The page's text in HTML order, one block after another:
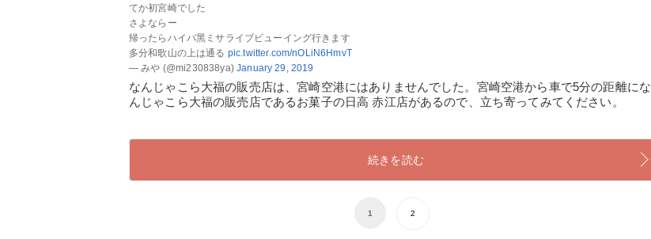
てか初宮崎でした
さよならー
帰ったらハイバ黑ミサライブビューイング行きます
多分和歌山の上は通る pic.twitter.com/nOLiN6HmvT
— みや (@mi230838ya)January 29, 2019
なんじゃこら大福の販売店は、宮崎空港にはありませんでした。宮崎空港から車で5分の距離にな
んじゃこら大福の販売店であるお菓子の日高 赤江店があるので、立ち寄ってみてください。
続きを読む
1 2